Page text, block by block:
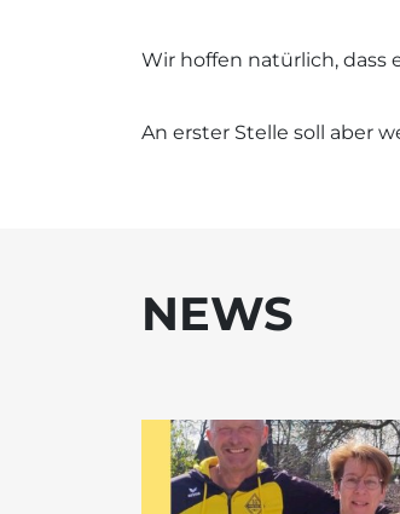
Wir hoffen natürlich, dass
An erster Stelle soll aber
NEWS